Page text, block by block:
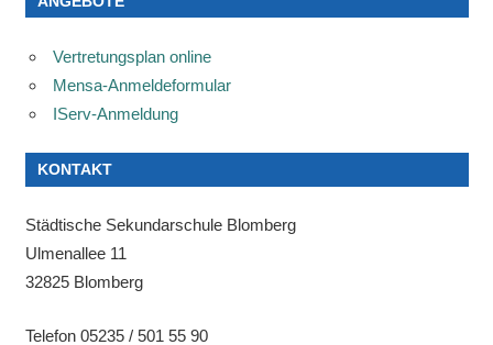
Vertretungsplan online
Mensa-Anmeldeformular
IServ-Anmeldung
KONTAKT
Städtische Sekundarschule Blomberg
Ulmenallee 11
32825 Blomberg
Telefon 05235 / 501 55 90